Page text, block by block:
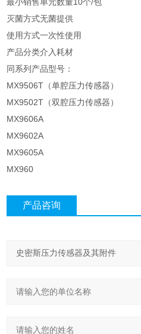
灭菌方式无菌提供
使用方式一次性使用
产品分类介入耗材
同系列产品型号：
MX9506T（单腔压力传感器）
MX9502T（双腔压力传感器）
MX9606A
MX9602A
MX9605A
MX960
产品咨询